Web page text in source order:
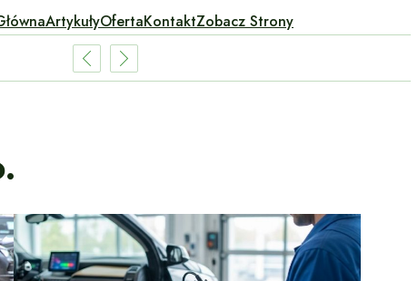
ArtykułyOfertaKontaktZobacz Strony